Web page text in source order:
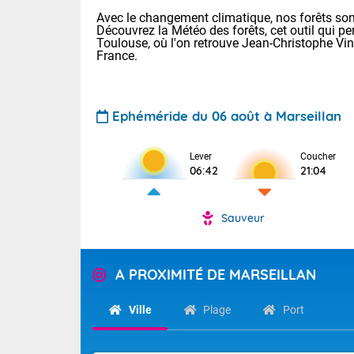
Avec le changement climatique, nos forêts
Découvrez la Météo des forêts, cet outil qui
Toulouse, où l'on retrouve Jean-Christophe
France.
Ephéméride du 06 août à Marseillan
Lever
06:42
Coucher
21:04
Sauveur
A PROXIMITÉ DE MARSEILLAN
Ville Plage Port
Voici les
22/13 Paris :
Clermont-Fd
Limoges :
Lille : 24/12
Calme,
La journée